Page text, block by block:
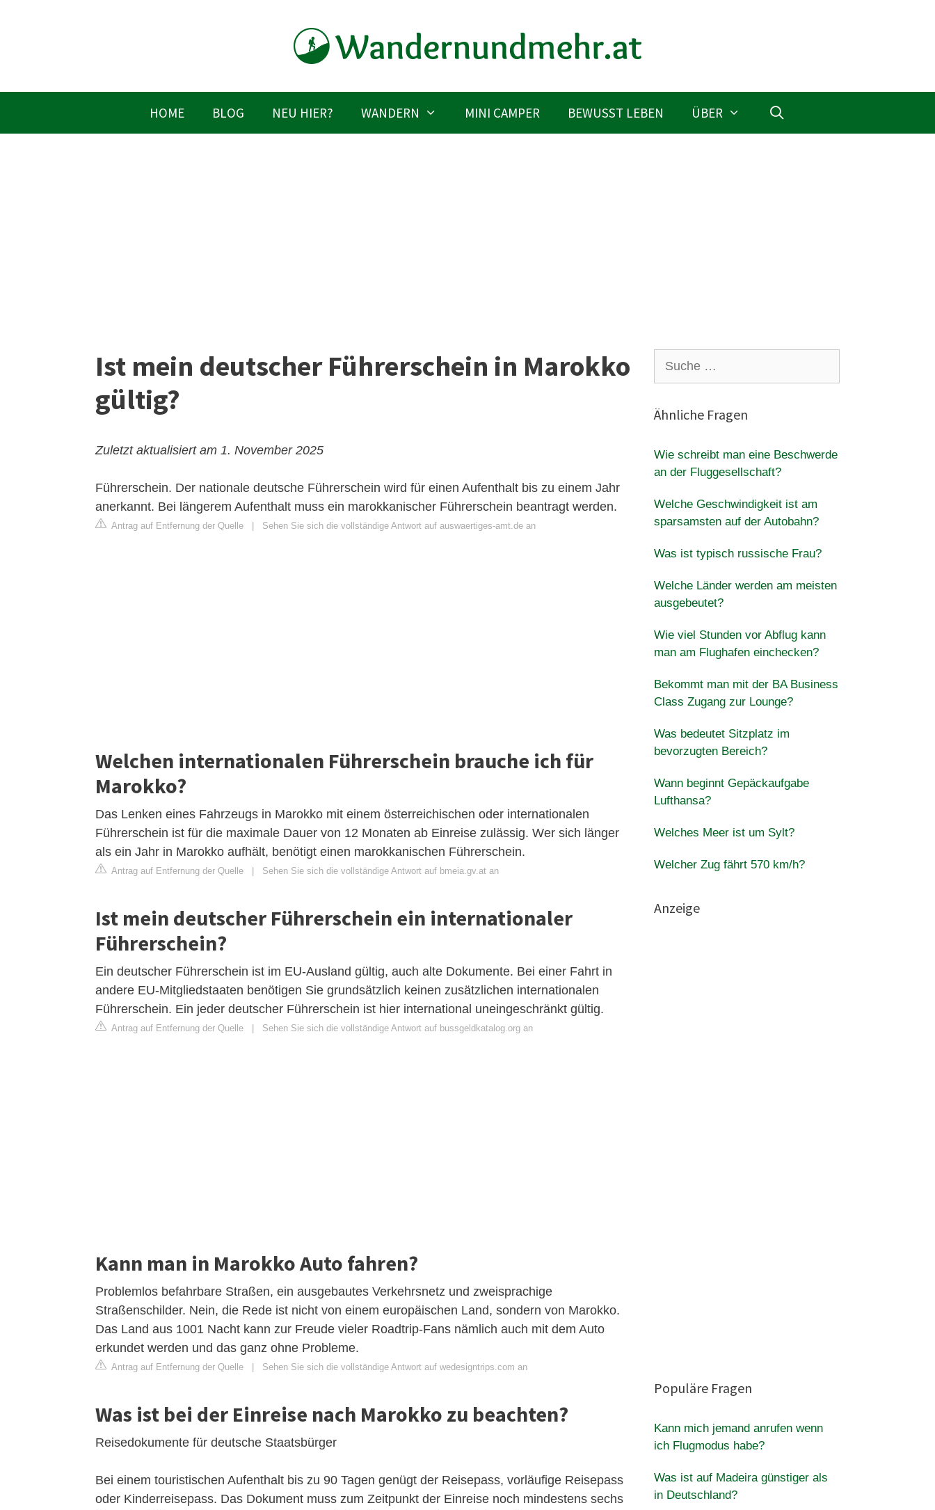
HOME BLOG NEU HIER? WANDERN MINI CAMPER BEWUSST LEBEN ÜBER
Ist mein deutscher Führerschein in Marokko
gültig?
Zuletzt aktualisiert am 1. November 2025
Führerschein. Der nationale deutsche Führerschein wird für einen Aufenthalt bis zu einem Jahr
anerkannt. Bei längerem Aufenthalt muss ein marokkanischer Führerschein beantragt werden.
Antrag auf Entfernung der Quelle Sehen Sie sich die vollständige Antwort auf auswaertiges-amt.de an
Welchen internationalen Führerschein brauche ich für
Marokko?
Das Lenken eines Fahrzeugs in Marokko mit einem österreichischen oder internationalen
Führerschein ist für die maximale Dauer von 12 Monaten ab Einreise zulässig. Wer sich länger
als ein Jahr in Marokko aufhält, benötigt einen marokkanischen Führerschein.
Antrag auf Entfernung der Quelle Sehen Sie sich die vollständige Antwort auf bmeia.gv.at an
Ist mein deutscher Führerschein ein internationaler
Führerschein?
Ein deutscher Führerschein ist im EU-Ausland gültig, auch alte Dokumente. Bei einer Fahrt in
andere EU-Mitgliedstaaten benötigen Sie grundsätzlich keinen zusätzlichen internationalen
Führerschein. Ein jeder deutscher Führerschein ist hier international uneingeschränkt gültig.
Antrag auf Entfernung der Quelle Sehen Sie sich die vollständige Antwort auf bussgeldkatalog.org an
Kann man in Marokko Auto fahren?
Problemlos befahrbare Straßen, ein ausgebautes Verkehrsnetz und zweisprachige
Straßenschilder. Nein, die Rede ist nicht von einem europäischen Land, sondern von Marokko.
Das Land aus 1001 Nacht kann zur Freude vieler Roadtrip-Fans nämlich auch mit dem Auto
erkundet werden und das ganz ohne Probleme.
Antrag auf Entfernung der Quelle Sehen Sie sich die vollständige Antwort auf wedesigntrips.com an
Was ist bei der Einreise nach Marokko zu beachten?
Reisedokumente für deutsche Staatsbürger
Bei einem touristischen Aufenthalt bis zu 90 Tagen genügt der Reisepass, vorläufige Reisepass
oder Kinderreisepass. Das Dokument muss zum Zeitpunkt der Einreise noch mindestens sechs
nach:
Ähnliche Fragen
Wie schreibt man eine Beschwerde
an der Fluggesellschaft?
Welche Geschwindigkeit ist am
sparsamsten auf der Autobahn?
Was ist typisch russische Frau?
Welche Länder werden am meisten
ausgebeutet?
Wie viel Stunden vor Abflug kann
man am Flughafen einchecken?
Bekommt man mit der BA Business
Class Zugang zur Lounge?
Was bedeutet Sitzplatz im
bevorzugten Bereich?
Wann beginnt Gepäckaufgabe
Lufthansa?
Welches Meer ist um Sylt?
Welcher Zug fährt 570 km/h?
Anzeige
Populäre Fragen
Kann mich jemand anrufen wenn
ich Flugmodus habe?
Was ist auf Madeira günstiger als
in Deutschland?